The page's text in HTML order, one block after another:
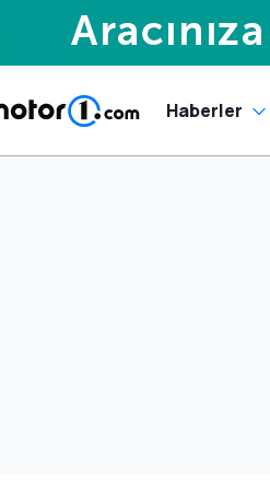
Haberler